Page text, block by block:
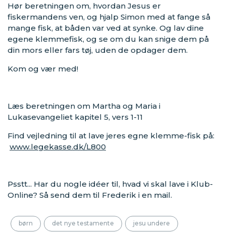
Hør beretningen om, hvordan Jesus er
fiskermandens ven, og hjalp Simon med at fange så
mange fisk, at båden var ved at synke. Og lav dine
egene klemmefisk, og se om du kan snige dem på
din mors eller fars tøj, uden de opdager dem.
Kom og vær med!
Læs beretningen om Martha og Maria i
Lukasevangeliet kapitel 5, vers 1-11
Find vejledning til at lave jeres egne klemme-fisk på:
www.legekasse.dk/L800
Psstt... Har du nogle idéer til, hvad vi skal lave i Klub-
Online? Så send dem til Frederik i en mail.
børn det nye testamente jesu undere